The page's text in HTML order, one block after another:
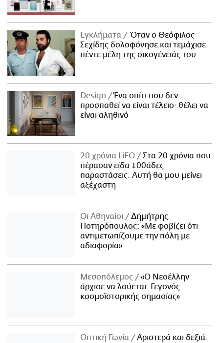
Εγκλήματα
Όταν ο Θεόφιλος
Σεχίδης δολοφόνησε και τεμάχισε
πέντε μέλη της οικογένειάς του
Design
Ένα σπίτι που δεν
προσπαθεί να είναι τέλειο· θέλει να
είναι αληθινό
20 χρόνια LiFO
Στα 20 χρόνια που
πέρασαν είδα 100άδες
παραστάσεις. Αυτή θα μου μείνει
αξέχαστη
Οι Αθηναίοι
Δημήτρης
Ποτηρόπουλος: «Με φοβίζει ότι
αντιμετωπίζουμε την πόλη με
αδιαφορία»
Μεσοπόλεμος
«Ο Νεοέλλην
άρχισε να λούεται. Γεγονός
κοσμοϊστορικής σημασίας»
Οπτική Γωνία Αριστερά και δεξιά: